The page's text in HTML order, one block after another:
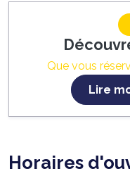
Que vous
Lire
Horaires